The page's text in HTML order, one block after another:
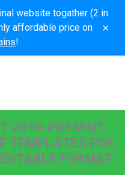
website togather (2 in
affordable price on
!
×
2019-PRESENT
TEMPLATES PDF,
FORMAT